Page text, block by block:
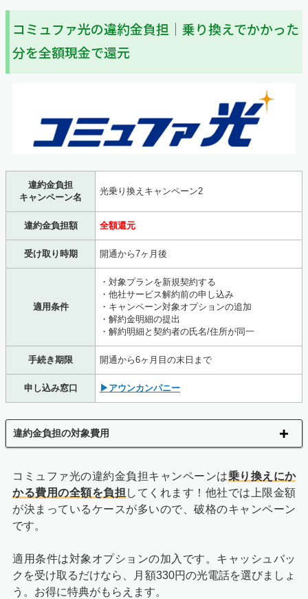
コミュファ光の違約金負担｜乗り換えでかかった
分を全額現金で還元
違約金負担
キャンペーン名
光乗り換えキャンペーン2
違約金負担額 全額還元
受け取り時期 開通から7ヶ月後
適用条件
・対象プランを新規契約する
・他社サービス解約前の申し込み
・キャンペーン対象オプションの追加
・解約金明細の提出
・解約明細と契約者の氏名/住所が同一
手続き期限 開通から6ヶ月目の末日まで
申し込み窓口 ▶アウンカンパニー
違約金負担の対象費用
コミュファ光の違約金負担キャンペーンは乗り換えにか
かる費用の全額を負担 してくれます！他社では上限金額
が決まっているケースが多いので、破格のキャンペーン
です。
適用条件は対象オプションの加入です。キャッシュバッ
クを受け取るだけなら、月額330円の光電話を選びましょ
う。お得に特典がもらえます。